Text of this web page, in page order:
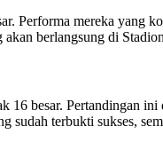
Performa mereka yang
berlangsung di
16 besar. Pertandingan
terbukti sukses,